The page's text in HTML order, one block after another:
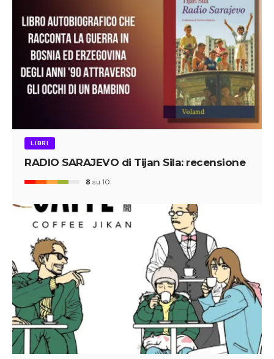
LIBRI
RADIO SARAJEVO di Tijan Sila: recensione
8 su 10